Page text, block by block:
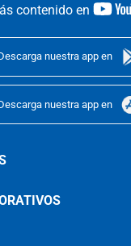
contenido en
nuestra app en
nuestra app en